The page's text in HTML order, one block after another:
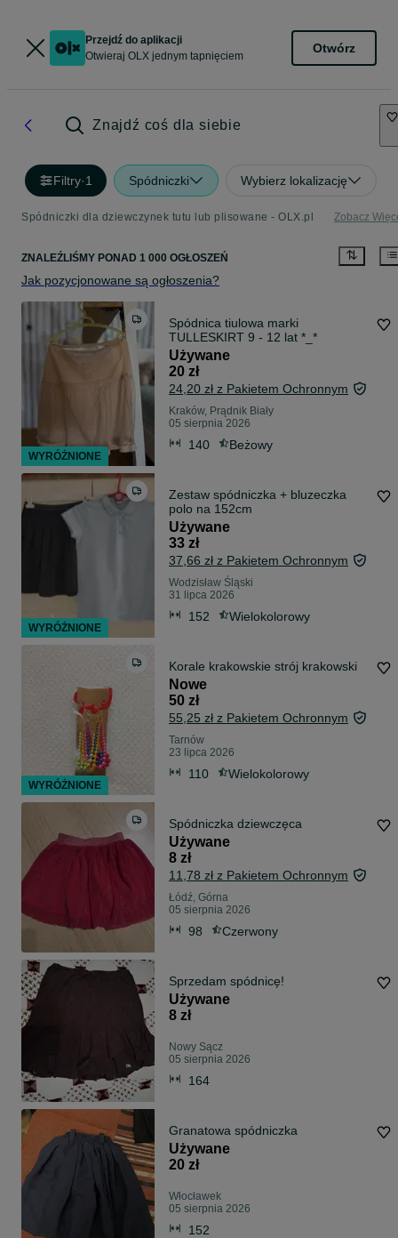
Przejdź do aplikacji
Otwieraj OLX jednym tapnięciem
Otwórz
Znajdź coś dla siebie
Filtry·1 Spódniczki Wybierz lokalizację
Spódniczki dla dziewczynek tutu lub plisowane - OLX.pl Zobacz
ZNALEŹLIŚMY PONAD 1 000 OGŁOSZEŃ
Jak pozycjonowane są ogłoszenia?
Spódnica tiulowa marki
TULLESKIRT 9 - 12 lat *_*
Używane
20 zł
24,20 zł z Pakietem Ochronnym
Kraków, Prądnik Biały
05 sierpnia 2026
140 Beżowy
Zestaw spódniczka + bluzeczka
polo na 152cm
Używane
33 zł
37,66 zł z Pakietem Ochronnym
Wodzisław Śląski
31 lipca 2026
152 Wielokolorowy
Korale krakowskie strój krakowski
Nowe
50 zł
55,25 zł z Pakietem Ochronnym
Tarnów
23 lipca 2026
110 Wielokolorowy
Spódniczka dziewczęca
Używane
8 zł
11,78 zł z Pakietem Ochronnym
Łódź, Górna
05 sierpnia 2026
98 Czerwony
Sprzedam spódnicę!
Używane
8 zł
Nowy Sącz
05 sierpnia 2026
164
Granatowa spódniczka ‍ ‍ ‍ ‍ ‍
Używane
20 zł
Włocławek
05 sierpnia 2026
152
WYRÓŻNIONE
WYRÓŻNIONE
WYRÓŻNIONE